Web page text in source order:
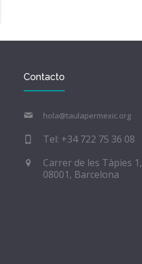
Contacto
hola@taulapermexic.org
Tel: +34 722 75 36 08
Carrer de les Tàpies 1,
08001, Barcelona